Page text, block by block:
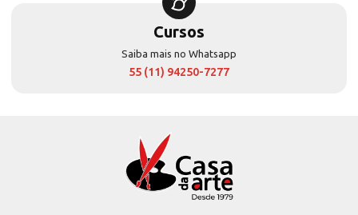
Cursos
Saiba mais no Whatsapp
55 (11) 94250-7277